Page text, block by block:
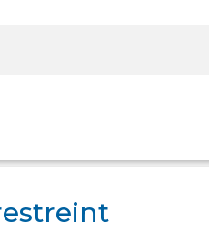
sur le site